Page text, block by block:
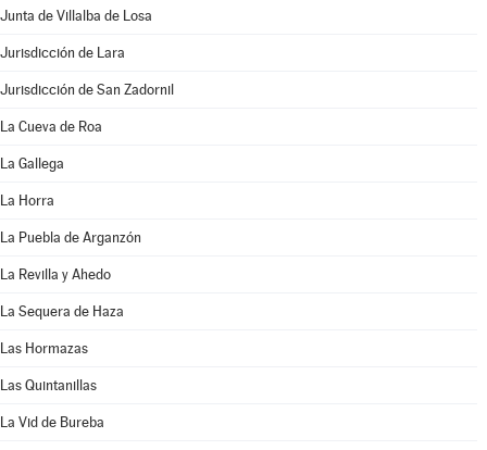
Junta de Villalba de Losa
Jurisdicción de Lara
Jurisdicción de San Zadornil
La Cueva de Roa
La Gallega
La Horra
La Puebla de Arganzón
La Revilla y Ahedo
La Sequera de Haza
Las Hormazas
Las Quintanillas
La Vid de Bureba